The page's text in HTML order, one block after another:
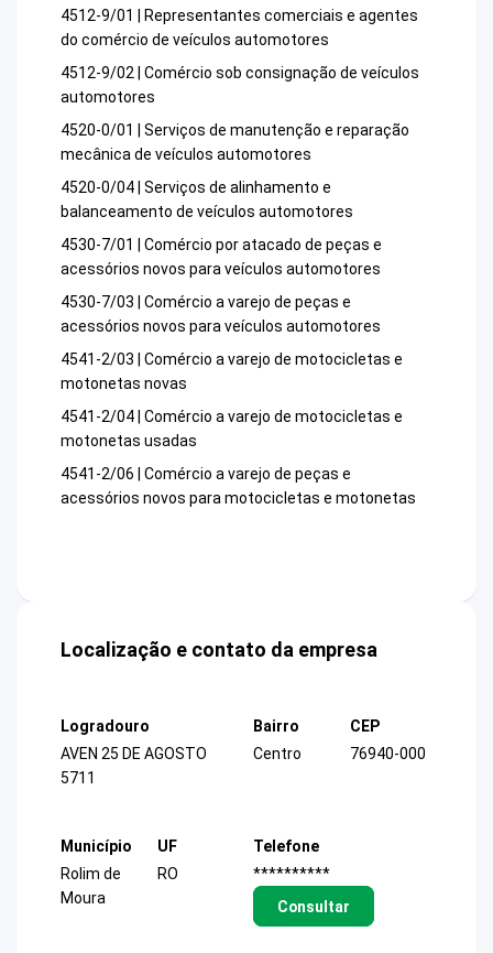
4512-9/01 | Representantes comerciais e agentes
do comércio de veículos automotores
4512-9/02 | Comércio sob consignação de veículos
automotores
4520-0/01 | Serviços de manutenção e reparação
mecânica de veículos automotores
4520-0/04 | Serviços de alinhamento e
balanceamento de veículos automotores
4530-7/01 | Comércio por atacado de peças e
acessórios novos para veículos automotores
4530-7/03 | Comércio a varejo de peças e
acessórios novos para veículos automotores
4541-2/03 | Comércio a varejo de motocicletas e
motonetas novas
4541-2/04 | Comércio a varejo de motocicletas e
motonetas usadas
4541-2/06 | Comércio a varejo de peças e
acessórios novos para motocicletas e motonetas
Localização e contato da empresa
Logradouro
AVEN 25 DE AGOSTO
5711
Bairro
Centro
CEP
76940-000
Município
Rolim de
Moura
UF
RO
Telefone
**********
Consultar